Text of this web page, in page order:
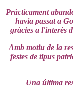
Pràcticament
havia passat a
gràcies a l'interès
Amb motiu de la
festes de tipus
Una última